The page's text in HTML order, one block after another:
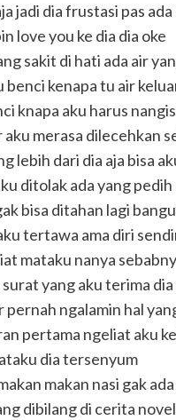
jadi dia frustasi pas
love you ke dia dia oke
sakit di hati ada air
benci kenapa tu air
knapa aku harus
merasa dilecehkan
lebih dari dia aja bisa
ditolak ada yang pedih
bisa ditahan lagi
tertawa ama diri
mataku nanya
yang aku terima
pernah ngalamin hal
pertama ngeliat aku
dia tersenyum
makan nasi gak
dibilang di cerita